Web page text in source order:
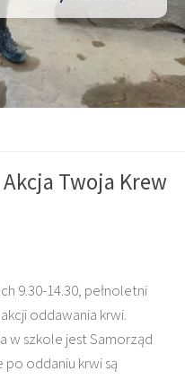
Akcja Twoja Krew
9.30-14.30, pełnoletni
oddawania krwi.
w szkole jest Samorząd
po oddaniu krwi są